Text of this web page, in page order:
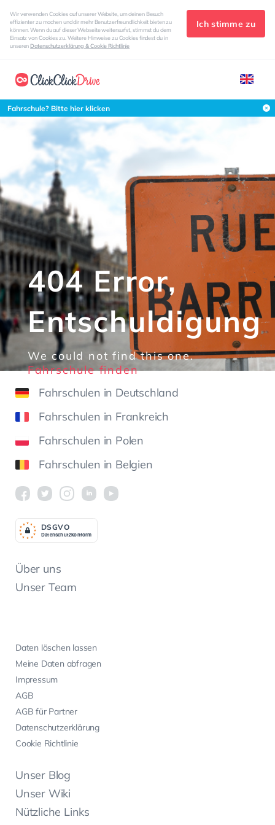
Wir verwenden Cookies auf unserer Website, um deinen Besuch
effizienter zu machen und dir mehr Benutzerfreundlichkeit bieten zu
können. Wenn du auf dieser Webseite weitersurfst, stimmst du dem
Einsatz von Cookies zu. Weitere Hinweise zu Cookies findest du in
unserenDatenschutzerklärung & Cookie Richtlinie
Ich stimme zu
Fahrschule? Bitte hier klicken
404 Error,
Entschuldigung
We could not find this one.
Fahrschule finden
Fahrschulen in Deutschland
Fahrschulen in Frankreich
Fahrschulen in Polen
Fahrschulen in Belgien
Über uns
Unser Team
Daten löschen lassen
Meine Daten abfragen
Impressum
AGB
AGB für Partner
Datenschutzerklärung
Cookie Richtlinie
Unser Blog
Unser Wiki
Nützliche Links
Datenschutzkonform
DSGVO